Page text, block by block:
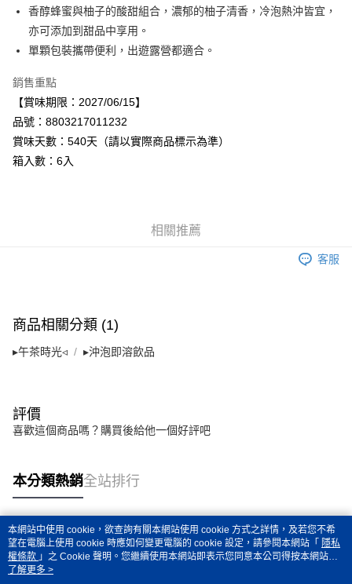
街口支付
悠遊付
全盈+PAY
AFTEE先享後付
相關說明
【關於「AFTEE先享後付」】
３．安心：先確認商品／服務後，再付款。
３．收到繳費通知簡訊後14天內，點擊此簡訊中的連結，可透過四大超商／
ATM／網路銀行／等多元方式進行付款，方視為交易完成。
※ 請注意：結帳手續完成當下不需立刻繳費，但若您需要取消訂單，請聯絡
購買商品的店家。未經商家同意取消之訂單仍視為有效，需透過AFTEE先享
客戶支援中心」
易，需依本服務之必要範圍內提供個人資料，並將交易相關給付款項請求債
權轉讓予恩沛科技股份有限公司。
２．關於個人資料處理事宜，請瀏覽以下網址：
https://aftee.tw/terms/#terms3
３．未成年的使用者請事先徵得法定代理人或監護人之同意方可使用
「AFTEE先享後付」，若未經同意申辦者引起之損失，本公司不負相關責
任。
４．使用「AFTEE先享後付」時，將依據個別帳號之用戶狀況，依本公司即
每筆NT$120，滿NT$899(含以上)免運費
香醇蜂蜜與柚子的酸甜組合，濃郁的柚子清香，冷泡熱沖皆宜，
亦可添加到甜品中享用。
單顆包裝攜帶便利，出遊露營都適合。
銷售重點
【賞味期限：2027/06/15】
品號：8803217011232
賞味天數：540天（請以實際商品標示為準）
箱入數：6入
相關推薦
客服
商品相關分類 (1)
▸午茶時光◃ ▸沖泡即溶飲品
評價
喜歡這個商品嗎？購買後給他一個好評吧
本分類熱銷全站排行
熱門標籤
本網站中使用 cookie，欲查詢有關本網站使用 cookie 方式之詳情，及若您不希
望在電腦上使用 cookie 時應如何變更電腦的 cookie 設定，請參閱本網站「 隱私
權條款 」之 Cookie 聲明。您繼續使用本網站即表示您同意本公司得按本網站使
用條款之 Cookie 聲明使用 cookie。
了解更多 >